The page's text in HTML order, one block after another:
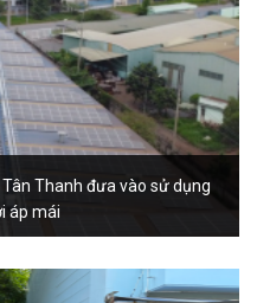
Thanh đưa vào sử dụng
áp mái